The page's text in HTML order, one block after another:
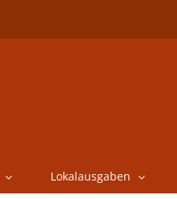
Lokalausgaben